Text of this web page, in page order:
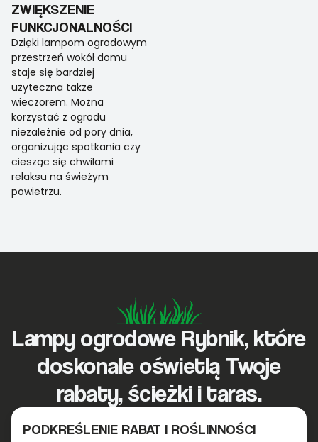
ZWIĘKSZENIE
FUNKCJONALNOŚCI
Dzięki lampom ogrodowym
przestrzeń wokół domu
staje się bardziej
użyteczna także
wieczorem. Można
korzystać z ogrodu
niezależnie od pory dnia,
organizując spotkania czy
ciesząc się chwilami
relaksu na świeżym
powietrzu.
Lampy ogrodowe Rybnik, które
doskonale oświetlą Twoje
rabaty, ścieżki i taras.
PODKREŚLENIE RABAT I ROŚLINNOŚCI